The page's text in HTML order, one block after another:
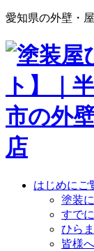
愛知県の外壁・
はじめにご
塗装
すで
ひら
皆様